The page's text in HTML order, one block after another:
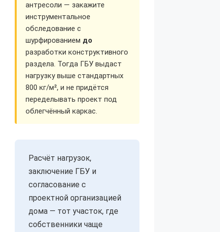
антресоли — закажите
инструментальное
обследование с
шурфированием до
разработки конструктивного
раздела. Тогда ГБУ выдаст
нагрузку выше стандартных
800 кг/м², и не придётся
переделывать проект под
облегчённый каркас.
Расчёт нагрузок,
заключение ГБУ и
согласование с
проектной организацией
дома — тот участок, где
собственники чаще